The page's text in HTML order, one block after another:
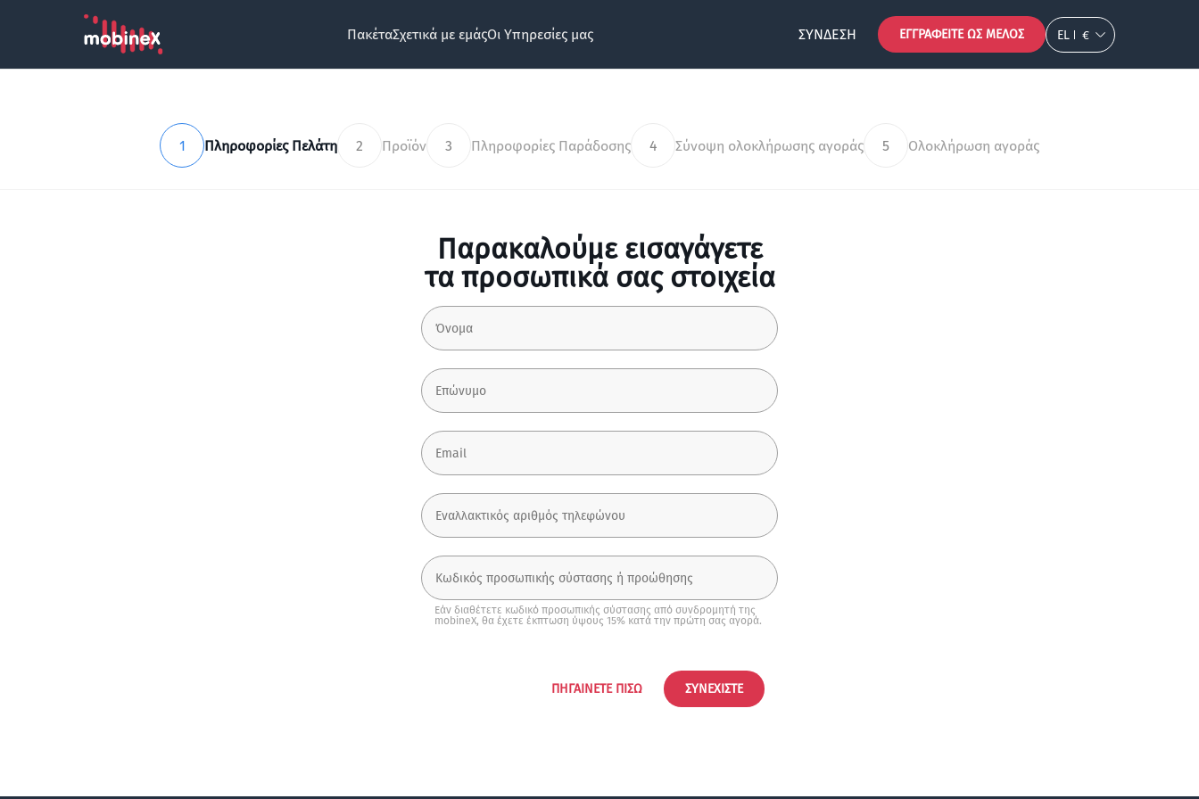
ΠακέταΣχετικά με εμάςΟι Υπηρεσίες μας ΣΎΝΔΕΣΗ ΕΓΓΡΑΦΕΊΤΕ ΩΣ ΜΈΛΟΣ EL €
1 Πληροφορίες Πελάτη 2 Προϊόν 3 Πληροφορίες Παράδοσης 4 Σύνοψη ολοκλήρωσης αγοράς 5 Ολοκλήρωση αγοράς
Παρακαλούμε εισαγάγετε
τα προσωπικά σας στοιχεία
Εάν διαθέτετε κωδικό προσωπικής σύστασης από συνδρομητή της
mobineX, θα έχετε έκπτωση ύψους 15% κατά την πρώτη σας αγορά.
ΠΗΓΑΊΝΕΤΕ ΠΊΣΩ ΣΥΝΕΧΊΣΤΕ